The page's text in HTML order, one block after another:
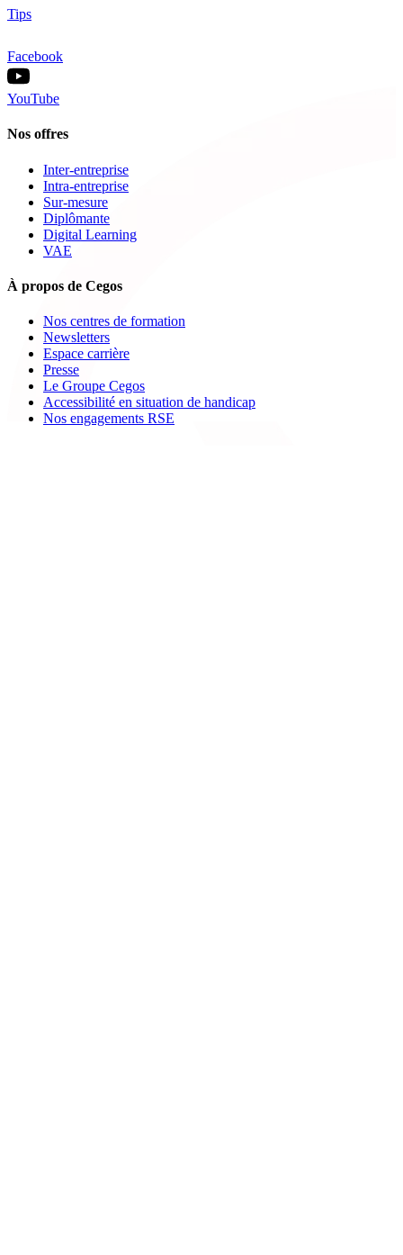
Tips
Facebook
YouTube
Nos offres
Inter-entreprise
Intra-entreprise
Sur-mesure
Diplômante
Digital Learning
VAE
À propos de Cegos
Nos centres de formation
Newsletters
Espace carrière
Presse
Le Groupe Cegos
Accessibilité en situation de handicap
Nos engagements RSE